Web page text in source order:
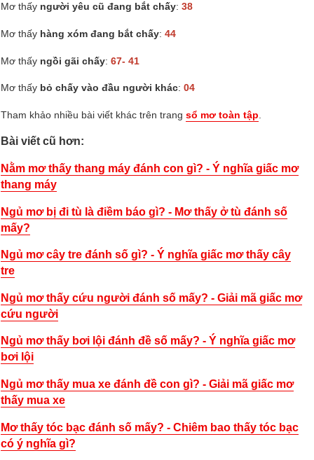
Mơ thấy người yêu cũ đang bắt chấy: 38
Mơ thấy hàng xóm đang bắt chấy: 44
Mơ thấy ngồi gãi chấy: 67- 41
Mơ thấy bỏ chấy vào đầu người khác: 04
Tham khảo nhiều bài viết khác trên trang sổ mơ toàn tập
Bài viết cũ hơn:
Nằm mơ thấy thang máy đánh con gì? - Ý nghĩa giấc mơ
thang máy
Ngủ mơ bị đi tù là điềm báo gì? - Mơ thấy ở tù đánh số
mấy?
Ngủ mơ cây tre đánh số gì? - Ý nghĩa giấc mơ thấy cây
tre
Ngủ mơ thấy cứu người đánh số mấy? - Giải mã giấc mơ
cứu người
Ngủ mơ thấy bơi lội đánh đề số mấy? - Ý nghĩa giấc mơ
bơi lội
Ngủ mơ thấy mua xe đánh đề con gì? - Giải mã giấc mơ
thấy mua xe
Mơ thấy tóc bạc đánh số mấy? - Chiêm bao thấy tóc bạc
có ý nghĩa gì?